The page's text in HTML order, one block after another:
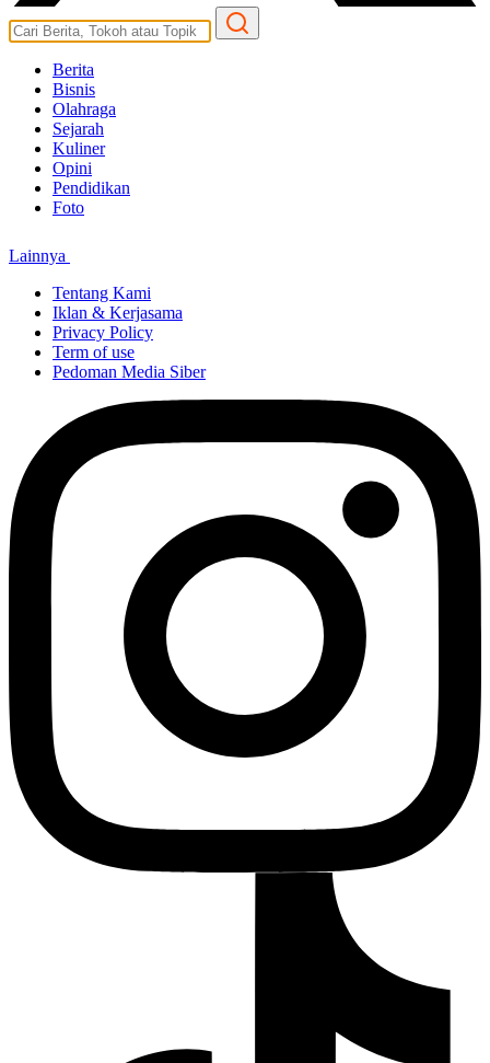
Berita
Bisnis
Olahraga
Sejarah
Kuliner
Opini
Pendidikan
Foto
Lainnya
Tentang Kami
Iklan & Kerjasama
Privacy Policy
Term of use
Pedoman Media Siber